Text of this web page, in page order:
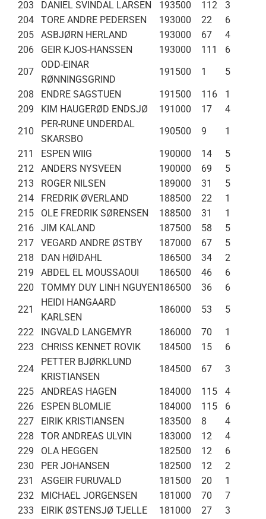
203 DANIEL SVINDAL LARSEN 193500 112
3
204
TORE ANDRE PEDERSEN 193000 22
6
205
ASBJØRN HERLAND 193000 67
4
206
GEIR KJOS-HANSSEN 193000 111
6
207
ODD-EINAR
RØNNINGSGRIND
191500 1
5
208
ENDRE SAGSTUEN 191500 116
1
209
KIM HAUGERØD ENDSJØ 191000 17
4
210
PER-RUNE UNDERDAL
SKARSBO
190500 9
1
211
ESPEN WIIG 190000 14
5
212
ANDERS NYSVEEN 190000 69
5
213
ROGER NILSEN 189000 31
5
214
FREDRIK ØVERLAND 188500 22
1
215
OLE FREDRIK SØRENSEN 188500 31
1
216
JIM KALAND 187500 58
5
217
VEGARD ANDRE ØSTBY 187000 67
5
218
DAN HØIDAHL 186500 34
2
219
ABDEL EL MOUSSAOUI 186500 46
6
220
TOMMY DUY LINH NGUYEN186500 36
6
221
HEIDI HANGAARD
KARLSEN
186000 53
5
222
INGVALD LANGEMYR 186000 70
1
223
CHRISS KENNET ROVIK 184500 15
6
224
PETTER BJØRKLUND
KRISTIANSEN
184500 67
3
225
ANDREAS HAGEN 184000 115
4
226
ESPEN BLOMLIE 184000 115
6
227
EIRIK KRISTIANSEN 183500 8
4
228
TOR ANDREAS ULVIN 183000 12
4
229
OLA HEGGEN 182500 12
6
230
PER JOHANSEN 182500 12
2
231
ASGEIR FURUVALD 181500 20
1
232
MICHAEL JORGENSEN 181000 70
7
233
EIRIK ØSTENSJØ TJELLE 181000 27
3